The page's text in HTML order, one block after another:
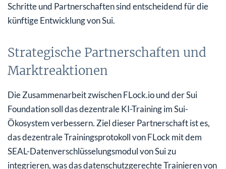
Schritte und Partnerschaften sind entscheidend für die
künftige Entwicklung von Sui.
Strategische Partnerschaften und
Marktreaktionen
Die Zusammenarbeit zwischen FLock.io und der Sui
Foundation soll das dezentrale KI-Training im Sui-
Ökosystem verbessern. Ziel dieser Partnerschaft ist es,
das dezentrale Trainingsprotokoll von FLock mit dem
SEAL-Datenverschlüsselungsmodul von Sui zu
integrieren, was das datenschutzgerechte Trainieren von